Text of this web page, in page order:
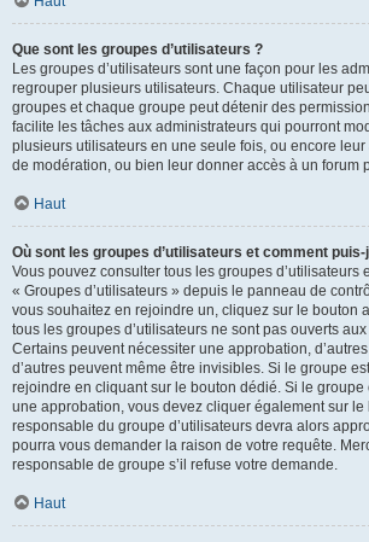
Que sont les groupes d’utilisateurs ?
Les groupes d’utilisateurs sont une façon pour les
regrouper plusieurs utilisateurs. Chaque utilisateur
groupes et chaque groupe peut détenir des
facilite les tâches aux administrateurs qui pourront
plusieurs utilisateurs en une seule fois, ou encore
de modération, ou bien leur donner accès à un forum
Haut
Où sont les groupes d’utilisateurs et comment
Vous pouvez consulter tous les groupes d’utilisateurs
« Groupes d’utilisateurs » depuis le panneau de
vous souhaitez en rejoindre un, cliquez sur le bouton
tous les groupes d’utilisateurs ne sont pas ouverts
Certains peuvent nécessiter une approbation,
d’autres peuvent même être invisibles. Si le groupe
rejoindre en cliquant sur le bouton dédié. Si le groupe
une approbation, vous devez cliquer également sur
responsable du groupe d’utilisateurs devra alors
pourra vous demander la raison de votre requête.
responsable de groupe s’il refuse votre demande.
Haut